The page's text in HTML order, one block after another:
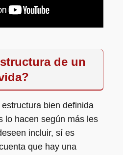
de un
bien definida
lo hacen según más les
incluir, sí es
que hay una